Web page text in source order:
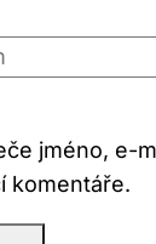
jméno, e-
komentáře.